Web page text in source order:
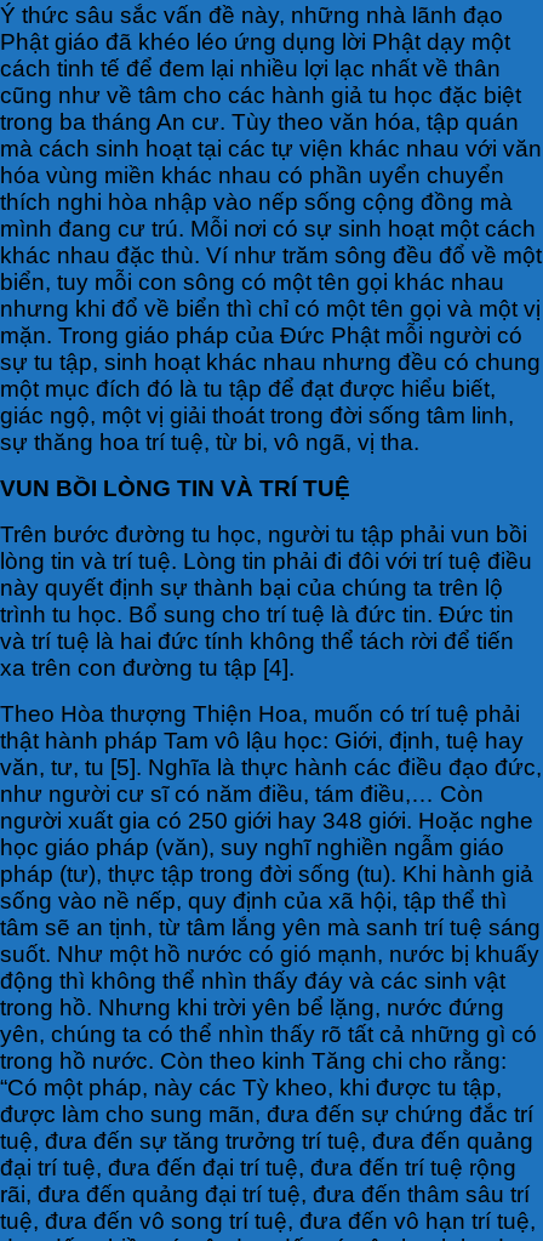
Ý thức sâu sắc vấn đề này, những nhà lãnh đạo
Phật giáo đã khéo léo ứng dụng lời Phật dạy một
cách tinh tế để đem lại nhiều lợi lạc nhất về thân
cũng như về tâm cho các hành giả tu học đặc biệt
trong ba tháng An cư. Tùy theo văn hóa, tập quán
mà cách sinh hoạt tại các tự viện khác nhau với văn
hóa vùng miền khác nhau có phần uyển chuyển
thích nghi hòa nhập vào nếp sống cộng đồng mà
mình đang cư trú. Mỗi nơi có sự sinh hoạt một cách
khác nhau đặc thù. Ví như trăm sông đều đổ về một
biển, tuy mỗi con sông có một tên gọi khác nhau
nhưng khi đổ về biển thì chỉ có một tên gọi và một vị
mặn. Trong giáo pháp của Đức Phật mỗi người có
sự tu tập, sinh hoạt khác nhau nhưng đều có chung
một mục đích đó là tu tập để đạt được hiểu biết,
giác ngộ, một vị giải thoát trong đời sống tâm linh,
sự thăng hoa trí tuệ, từ bi, vô ngã, vị tha.
VUN BỒI LÒNG TIN VÀ TRÍ TUỆ
Trên bước đường tu học, người tu tập phải vun bồi
lòng tin và trí tuệ. Lòng tin phải đi đôi với trí tuệ điều
này quyết định sự thành bại của chúng ta trên lộ
trình tu học. Bổ sung cho trí tuệ là đức tin. Đức tin
và trí tuệ là hai đức tính không thể tách rời để tiến
xa trên con đường tu tập [4].
Theo Hòa thượng Thiện Hoa, muốn có trí tuệ phải
thật hành pháp Tam vô lậu học: Giới, định, tuệ hay
văn, tư, tu [5]. Nghĩa là thực hành các điều đạo đức,
như người cư sĩ có năm điều, tám điều,… Còn
người xuất gia có 250 giới hay 348 giới. Hoặc nghe
học giáo pháp (văn), suy nghĩ nghiền ngẫm giáo
pháp (tư), thực tập trong đời sống (tu). Khi hành giả
sống vào nề nếp, quy định của xã hội, tập thể thì
tâm sẽ an tịnh, từ tâm lắng yên mà sanh trí tuệ sáng
suốt. Như một hồ nước có gió mạnh, nước bị khuấy
động thì không thể nhìn thấy đáy và các sinh vật
trong hồ. Nhưng khi trời yên bể lặng, nước đứng
yên, chúng ta có thể nhìn thấy rõ tất cả những gì có
trong hồ nước. Còn theo kinh Tăng chi cho rằng:
“Có một pháp, này các Tỳ kheo, khi được tu tập,
được làm cho sung mãn, đưa đến sự chứng đắc trí
tuệ, đưa đến sự tăng trưởng trí tuệ, đưa đến quảng
đại trí tuệ, đưa đến đại trí tuệ, đưa đến trí tuệ rộng
rãi, đưa đến quảng đại trí tuệ, đưa đến thâm sâu trí
tuệ, đưa đến vô song trí tuệ, đưa đến vô hạn trí tuệ,